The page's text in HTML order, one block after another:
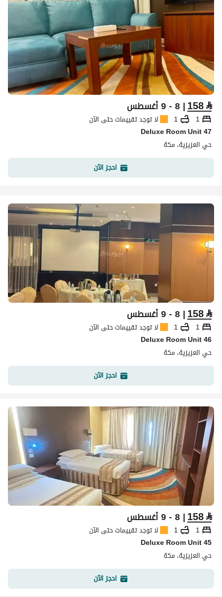
⃁
158| 8 - 9 أغسطس
1
1
لا توجد تقييمات حتى الآن
Deluxe Room Unit 47
حي العزيزية، مكة
احجز الآن
⃁
158| 8 - 9 أغسطس
1
1
لا توجد تقييمات حتى الآن
Deluxe Room Unit 46
حي العزيزية، مكة
احجز الآن
⃁
158| 8 - 9 أغسطس
1
1
لا توجد تقييمات حتى الآن
Deluxe Room Unit 45
حي العزيزية، مكة
احجز الآن